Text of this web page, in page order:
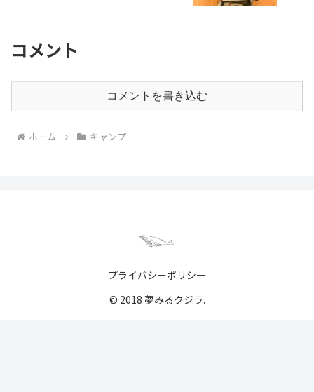
コメント
コメントを書き込む
ホーム キャンプ
プライバシーポリシー
© 2018 夢みるクジラ.